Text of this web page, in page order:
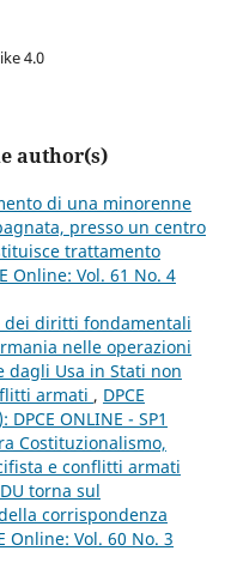
4.0
author(s)
di una minorenne
presso un centro
trattamento
Online: Vol. 61 No. 4
dei diritti fondamentali
nelle operazioni
Usa in Stati non
armati , DPCE
ONLINE - SP1
Costituzionalismo,
e conflitti armati
torna sul
corrispondenza
Online: Vol. 60 No. 3